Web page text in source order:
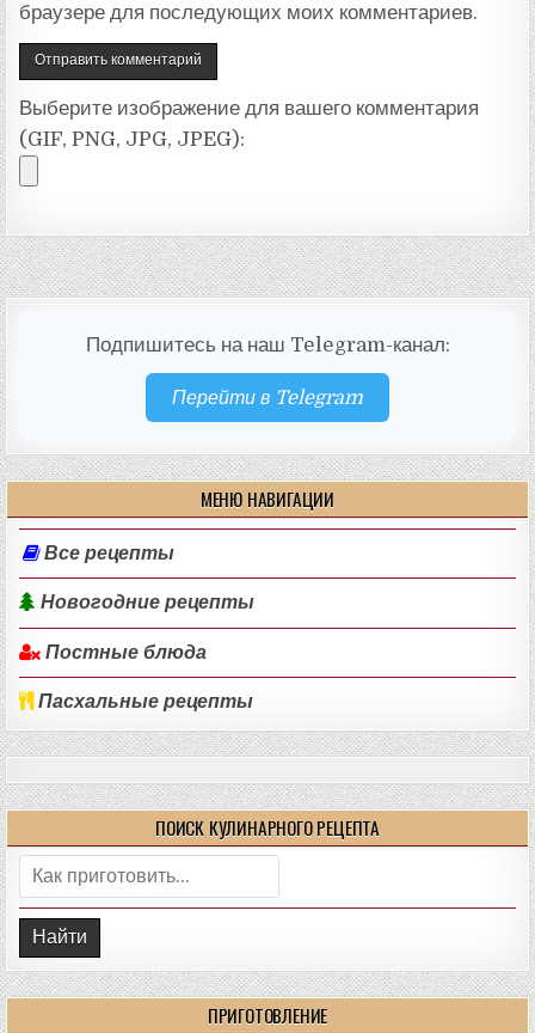
браузере для последующих моих комментариев.
Выберите изображение для вашего комментария
(GIF, PNG, JPG, JPEG):
Подпишитесь на наш Telegram-канал:
Перейти в Telegram
МЕНЮ НАВИГАЦИИ
Все рецепты
Новогодние рецепты
Постные блюда
Пасхальные рецепты
ПОИСК КУЛИНАРНОГО РЕЦЕПТА
Поиск:
ПРИГОТОВЛЕНИЕ